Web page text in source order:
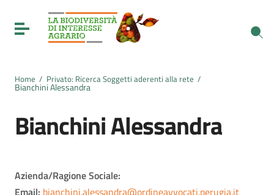
Vai al menu di navigazione
Vai al footer
Toggle navigation
Home / Privato: Ricerca Soggetti aderenti alla rete /
Bianchini Alessandra
Bianchini Alessandra
Azienda/Ragione Sociale:
Email: bianchini.alessandra@ordineavvocati.perugia.it